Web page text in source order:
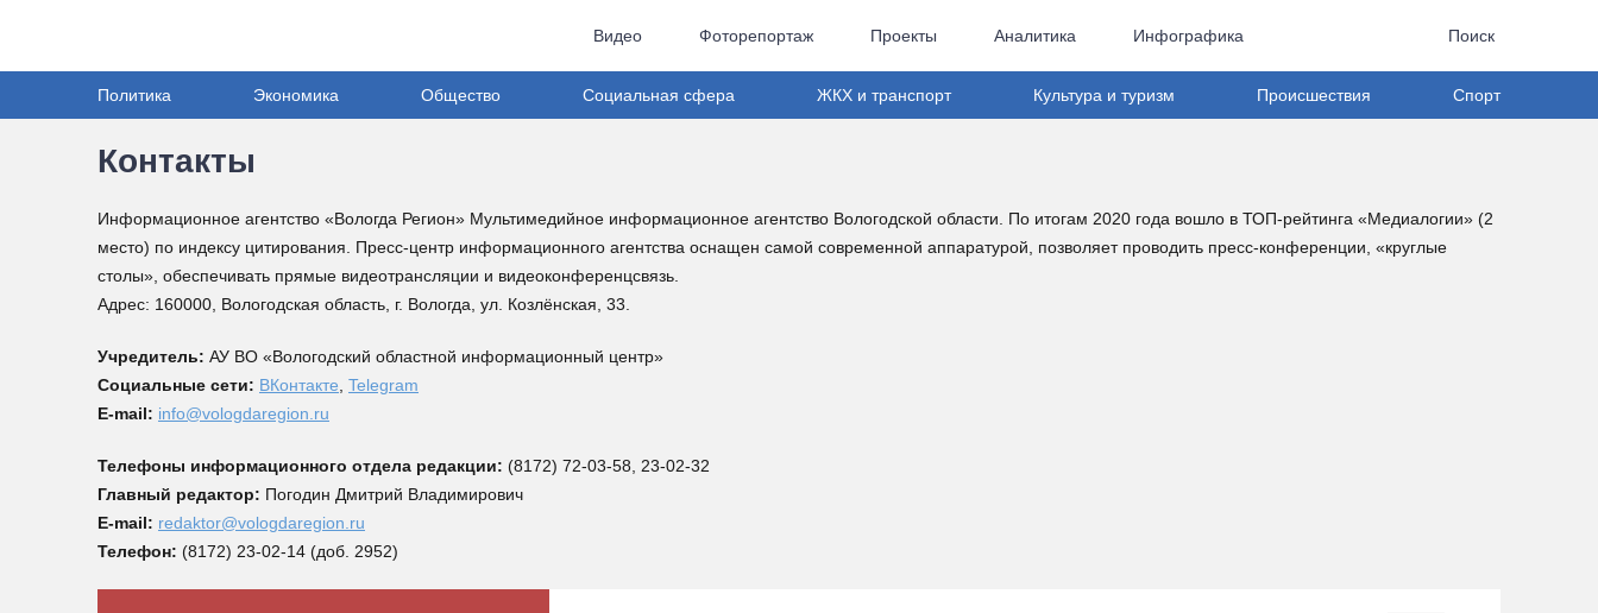
Видео Фоторепортаж Проекты Аналитика Инфографика Поиск
Политика Экономика Общество Социальная сфера ЖКХ и транспорт Культура и туризм Происшествия Спорт
Контакты
Информационное агентство «Вологда Регион» Мультимедийное информационное агентство Вологодской области. По итогам 2020 года вошло в ТОП-рейтинга «Медиалогии» (2
место) по индексу цитирования. Пресс-центр информационного агентства оснащен самой современной аппаратурой, позволяет проводить пресс-конференции, «круглые
столы», обеспечивать прямые видеотрансляции и видеоконференцсвязь.
Адрес: 160000, Вологодская область, г. Вологда, ул. Козлёнская, 33.
Учредитель: АУ ВО «Вологодский областной информационный центр»
Социальные сети: ВКонтакте Telegram
E-mail: info@vologdaregion.ru
Телефоны информационного отдела редакции: (8172) 72-03-58, 23-02-32
Главный редактор: Погодин Дмитрий Владимирович
E-mail: redaktor@vologdaregion.ru
Телефон: (8172) 23-02-14 (доб. 2952)